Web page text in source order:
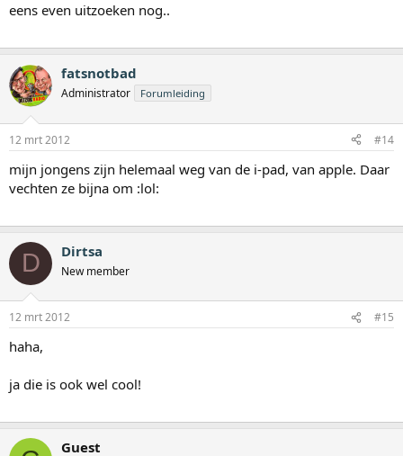
eens even uitzoeken nog..
fatsnotbad
Administrator Forumleiding
12 mrt 2012 #14
mijn jongens zijn helemaal weg van de i-pad, van apple. Daar
vechten ze bijna om :lol:
D Dirtsa
New member
12 mrt 2012 #15
haha,
ja die is ook wel cool!
Guest